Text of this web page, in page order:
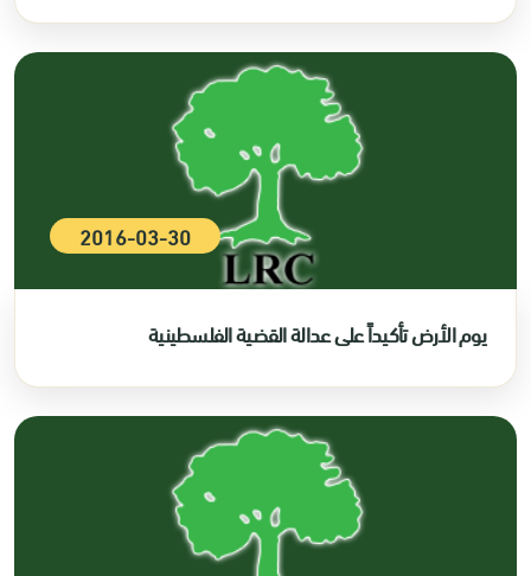
2016-03-30
يوم الأرض تأكيداً على عدالة القضية الفلسطينية